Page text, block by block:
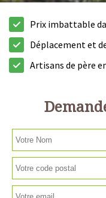
Prix imbattable
Déplacement et
Artisans de père